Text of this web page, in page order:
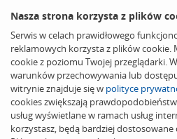
Nasza strona korzysta z plików
Serwis w celach prawidłowego
reklamowych korzysta z plików cookie.
cookie z poziomu Twojej przeglądarki.
warunków przechowywania lub
witrynie znajduje się w polityce
cookies zwiększają
usług wyświetlane w ramach usług
korzystasz, będą bardziej